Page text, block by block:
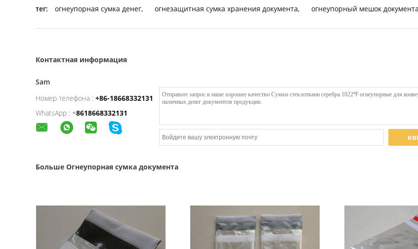
тег: огнеупорная сумка денег, огнезащитная сумка хранения документа, огнеупорный мешок документа
Контактная информация
Sam
Номер телефона : +86-18668332131
WhatsApp : +8618668332131
Больше Огнеупорная сумка документа